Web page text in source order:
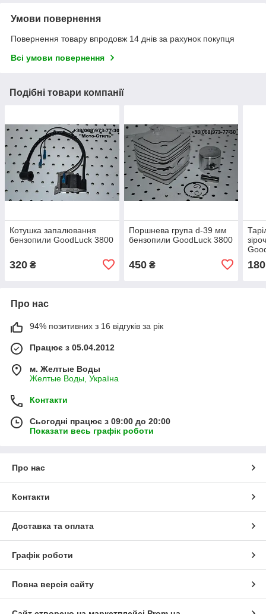
Умови повернення
Повернення товару впродовж 14 днів за рахунок покупця
Всі умови повернення
Подібні товари компанії
Котушка запалювання
бензопили GoodLuck 3800
320 ₴
Поршнева група d-39 мм
бензопили GoodLuck 3800
450₴ 180
Про нас
94% позитивних з 16 відгуків за рік
Працює з 05.04.2012
м. Желтые Воды
Желтые Воды, Україна
Контакти
Сьогодні працює з 09:00 до 20:00
Показати весь графік роботи
Про нас
Контакти
Доставка та оплата
Графік роботи
Повна версія сайту